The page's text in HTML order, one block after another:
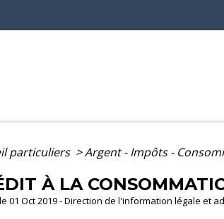
particuliers >Argent - Impôts -
À LA
01 Oct 2019 - Direction de l'information légale et